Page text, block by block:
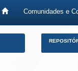
Comunidades e